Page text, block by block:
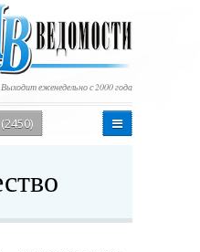
Выходит еженедельно с 2000 года